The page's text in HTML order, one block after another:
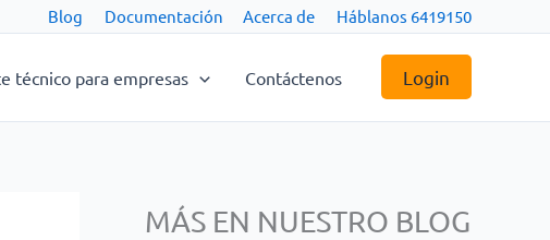
Blog Documentación Acerca de Háblanos 6419150
técnico para empresas Contáctenos Login
MÁS EN NUESTRO BLOG